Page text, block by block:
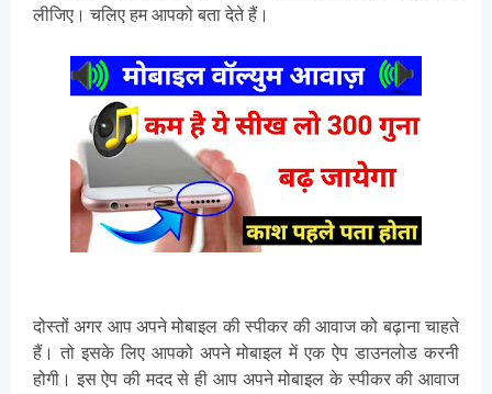
लीजिए। चलिए हम आपको बता देते हैं।
दोस्तों अगर आप अपने मोबाइल की स्पीकर की आवाज को बढ़ाना चाहते
हैं। तो इसके लिए आपको अपने मोबाइल में एक ऐप डाउनलोड करनी
होगी। इस ऐप की मदद से ही आप अपने मोबाइल के स्पीकर की आवाज